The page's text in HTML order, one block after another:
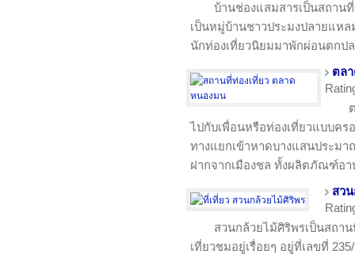
บ้านช่องแสมสารเป็นสถาน
เป็นหมู่บ้านชาวประมงปลายแห
นักท่องเที่ยวนิยมมาพักผ่อนตกป
ตล
ไปกับเพื่อนหรือท่องเที่ยวแบบค
ทางแยกเข้าหาดบางแสนประม
ฝากจากเมืองชล ทั้งผลิตภัณฑ์อา
สว
สวนกล้วยไม้ศิริพรเป็นสถา
เที่ยวชมอยู่เรื่อยๆ อยู่ที่เลขที่